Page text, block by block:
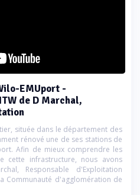
EMUport -
de D Marchal,
située dans le département des
rénové une de ses stations de
Afin de mieux comprendre les
cette infrastructure, nous avons
Responsable d'Exploitation
Communauté d'agglomération de